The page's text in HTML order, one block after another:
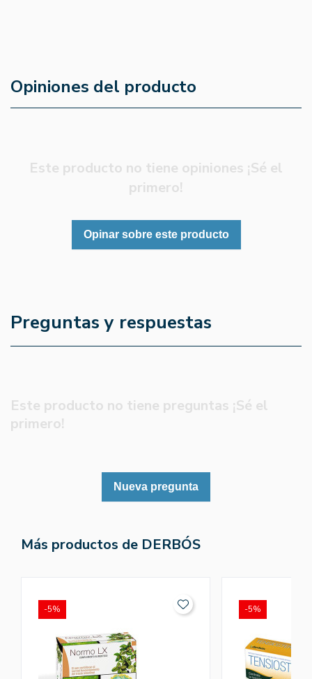
Opiniones del producto
Este producto no tiene opiniones ¡Sé el
primero!
Opinar sobre este producto
Preguntas y respuestas
Este producto no tiene preguntas ¡Sé el
primero!
Nueva pregunta
Más productos de DERBÓS
-5% -5%